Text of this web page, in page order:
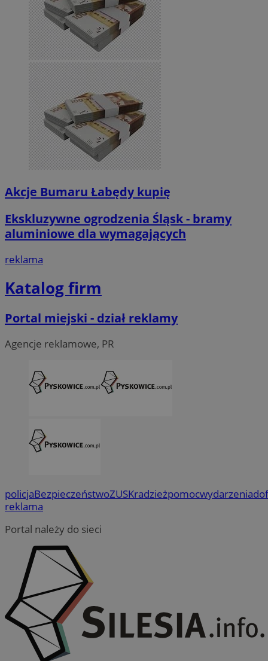
Akcje Bumaru Łabędy kupię
Ekskluzywne ogrodzenia Śląsk - bramy
aluminiowe dla wymagających
reklama
Katalog firm
Portal miejski - dział reklamy
Agencje reklamowe, PR
policjaBezpieczeństwoZUSKradzieżpomocwydarzenia
reklama
Portal należy do sieci